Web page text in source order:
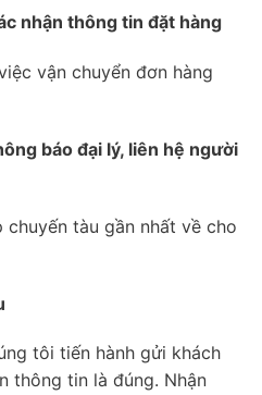
nhận thông tin đặt hàng
vận chuyển đơn hàng
báo đại lý, liên hệ người
tàu gần nhất về cho
tôi tiến hành gửi khách
thông tin là đúng. Nhận